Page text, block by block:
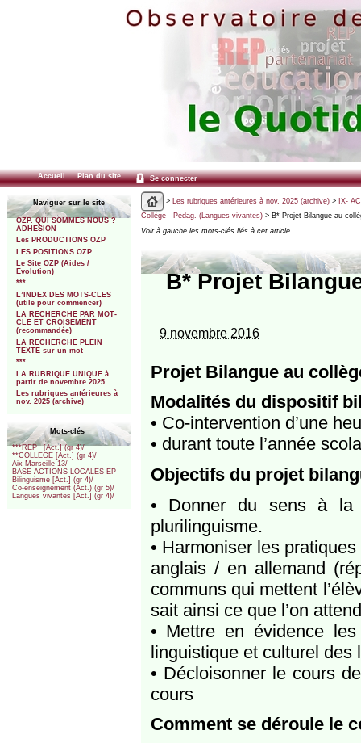
Accueil Plan du site Se connecter
Naviguer sur le site
OZP. QUI SOMMES NOUS ?
ADHESION
Les PRODUCTIONS OZP
LES POSITIONS OZP
Le Site OZP (Aides /
Evolution)
***
L’INDEX DES MOTS-CLES
(utile pour commencer)
LA RECHERCHE PAR MOT-
CLE ET CROISEMENT
(recommandée)
LA RECHERCHE PLEIN
TEXTE sur un mot
***
LA RUBRIQUE UNIQUE à
partir de novembre 2025
Les rubriques antérieures à
nov. 2025 (archive)
Mots-clés
***REP+ [Act.] (gr 4)/
**COLLEGE [Act.] (gr 4)/
Aix-Marseille 13/
BASE ACTIONS LOCALES EP
Bilinguisme [Act.] (gr 4)/
Co-enseignement (Act.) (gr 5)/
Langues vivantes [Act.] (gr 4)/
> Les rubriques antérieures à nov. 2025 (archive)> IX-
Collège - Pédag. (Langues vivantes)> B* Projet Bilangue au
Voir à gauche les mots-clés liés à cet article
B* Projet
9 novembre 2016
Projet Bilangue au
Modalités du dispositif
• Co-intervention d’une
• durant toute l’année
Objectifs du projet
• Donner du sens à la
plurilinguisme.
• Harmoniser les
anglais / en allemand
communs qui mettent
sait ainsi ce que l’on
• Mettre en évidence
linguistique et culturel des
• Décloisonner le cours
cours
Comment se déroule le